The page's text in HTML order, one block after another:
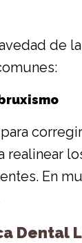
de
En
Dental